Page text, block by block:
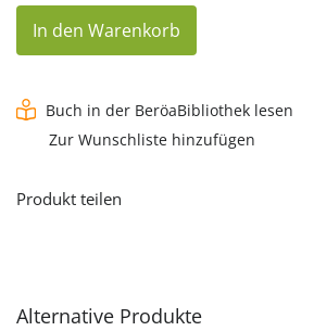
Auf
festem
Grund
Menge
In den Warenkorb
Buch in der BeröaBibliothek lesen
Zur Wunschliste hinzufügen
Produkt teilen
Alternative Produkte